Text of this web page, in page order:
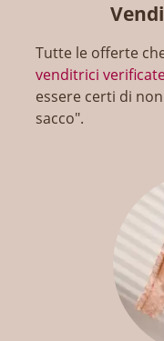
Tutte le offerte
venditrici
essere certi di
sacco".